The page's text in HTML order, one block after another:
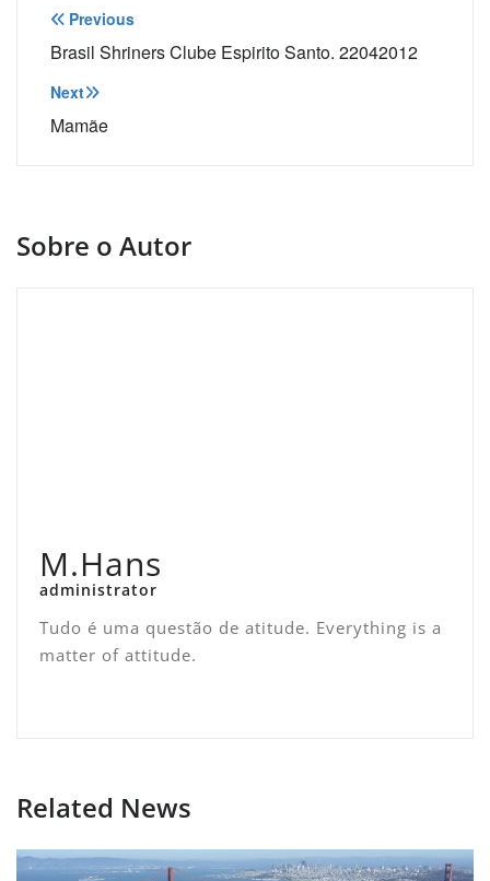
Navegação
de
Post
Previous
Brasil Shriners Clube Espirito Santo. 22042012
Next
Mamãe
Sobre o Autor
M.Hans
administrator
Tudo é uma questão de atitude. Everything is a
matter of attitude.
Related News